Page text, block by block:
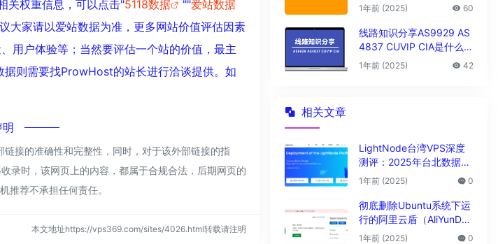
关权重信息，可以点击"5118数据 ""爱站数据
大家请以爱站数据为准，更多网站价值评估因素
用户体验等；当然要评估一个站的价值，最主
则需要找ProwHost的站长进行洽谈提供。如
接的准确性和完整性，同时，对于该外部链接的指
时，该网页上的内容，都属于合规合法，后期网页的
推荐不承担任何责任。
本文地址https://vps369.com/sites/4026.html转载请注明
1年前 (2025) 60
线路知识分享AS9929 AS
4837 CUVIP CIA是什么线
路?
1年前 (2025) 42
相关文章
LightNode台湾VPS深度
测评：2025年台北数据中
心vps性能与解锁能力全解
1年前 (2025) 0
彻底删除Ubuntu系统下运
行的阿里云盾（AliYunDu
n/Aegis）
1年前 (2025) 0